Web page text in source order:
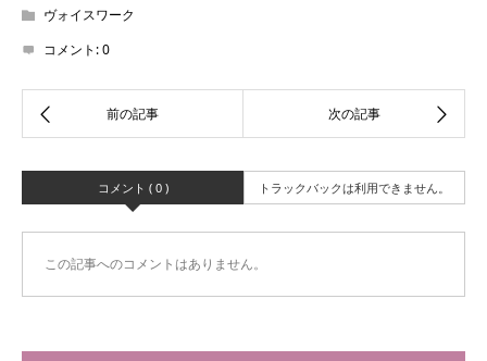
ヴォイスワーク
コメント:0
コメント ( 0 ) トラックバックは利用できません。
この記事へのコメントはありません。